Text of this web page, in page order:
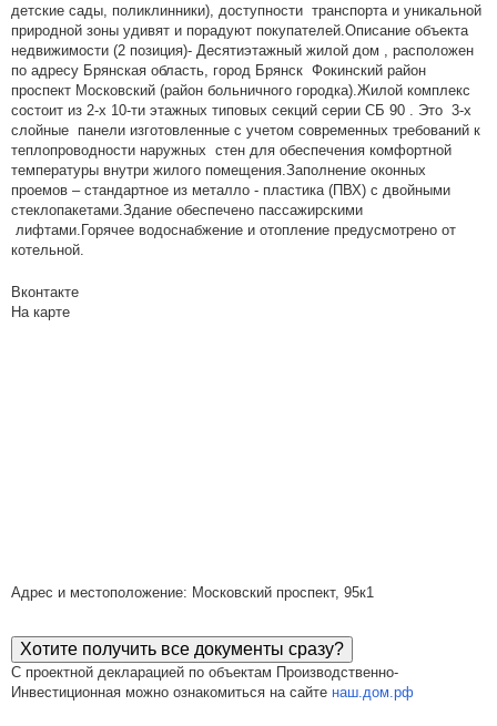
детские сады, поликлинники), доступности транспорта и уникальной
природной зоны удивят и порадуют покупателей.Описание объекта
недвижимости (2 позиция)- Десятиэтажный жилой дом , расположен
по адресу Брянская область, город Брянск Фокинский район
проспект Московский (район больничного городка).Жилой комплекс
состоит из 2-х 10-ти этажных типовых секций серии СБ 90 . Это 3-х
слойные панели изготовленные с учетом современных требований к
теплопроводности наружных стен для обеспечения комфортной
температуры внутри жилого помещения.Заполнение оконных
проемов – стандартное из металло - пластика (ПВХ) с двойными
стеклопакетами.Здание обеспечено пассажирскими
лифтами.Горячее водоснабжение и отопление предусмотрено от
котельной.
Вконтакте
На карте
Адрес и местоположение: Московский проспект, 95к1
Хотите получить все документы сразу?
С проектной декларацией по объектам Производственно-
Инвестиционная можно ознакомиться на сайте наш.дом.рф